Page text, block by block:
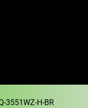
3551WZ-H-BR